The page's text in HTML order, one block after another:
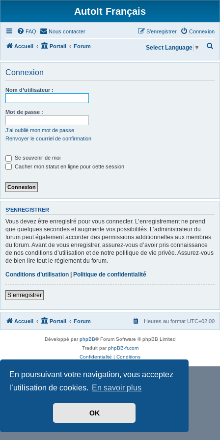
En poursuivant votre navigation, vous acceptez
l’utilisation de cookies. En savoir plus
OK
AutoIt Français
FAQ Nous contacter Connexion
S’enregistrer
Accueil Portail Forum
h
Select Language ▼
Connexion
Nom d’utilisateur :
Mot de passe :
J’ai oublié mon mot de passe
Renvoyer le courriel de confirmation
Se souvenir de moi
Cacher mon statut en ligne pour cette session
S’ENREGISTRER
Vous devez être enregistré pour vous connecter. L’enregistrement ne prend
que quelques secondes et augmente vos possibilités. L’administrateur du
forum peut également accorder des permissions additionnelles aux membres
du forum. Avant de vous enregistrer, assurez-vous d’avoir pris connaissance
de nos conditions d’utilisation et de notre politique de vie privée. Assurez-vous
de bien lire tout le règlement du forum.
Conditions d’utilisation | Politique de confidentialité
S’enregistrer
Accueil Portail Forum Heures au format UTC+02:00
Développé parphpBB® Forum Software © phpBB Limited
Traduit parphpBB-fr.com
Confidentialité | Conditions